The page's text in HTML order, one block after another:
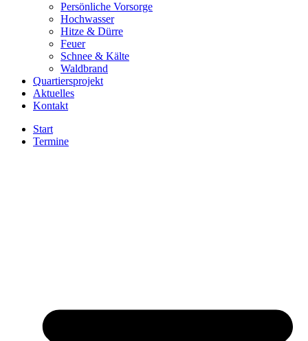
Persönliche Vorsorge
Hochwasser
Hitze & Dürre
Feuer
Schnee & Kälte
Waldbrand
Quartiersprojekt
Aktuelles
Kontakt
Start
Termine